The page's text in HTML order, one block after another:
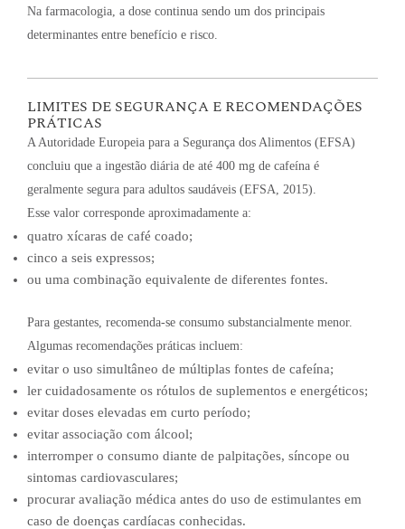
Na farmacologia, a dose continua sendo um dos principais
determinantes entre benefício e risco.
LIMITES DE SEGURANÇA E RECOMENDAÇÕES
PRÁTICAS
A Autoridade Europeia para a Segurança dos Alimentos (EFSA)
concluiu que a ingestão diária de até 400 mg de cafeína é
geralmente segura para adultos saudáveis (EFSA, 2015).
Esse valor corresponde aproximadamente a:
quatro xícaras de café coado;
cinco a seis expressos;
ou uma combinação equivalente de diferentes fontes.
Para gestantes, recomenda-se consumo substancialmente menor.
Algumas recomendações práticas incluem:
evitar o uso simultâneo de múltiplas fontes de cafeína;
ler cuidadosamente os rótulos de suplementos e energéticos;
evitar doses elevadas em curto período;
evitar associação com álcool;
interromper o consumo diante de palpitações, síncope ou
sintomas cardiovasculares;
procurar avaliação médica antes do uso de estimulantes em
caso de doenças cardíacas conhecidas.